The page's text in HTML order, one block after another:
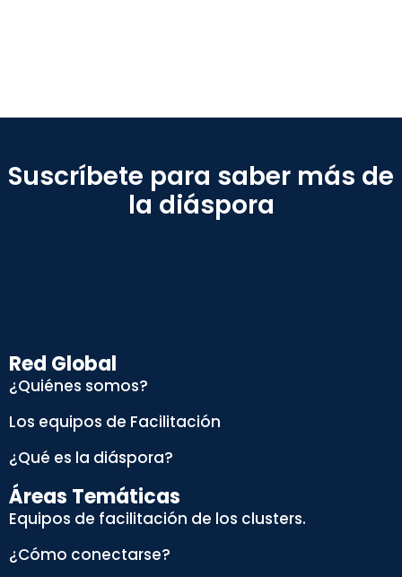
Suscríbete para saber más de
la diáspora
Red Global
¿Quiénes somos?
Los equipos de Facilitación
¿Qué es la diáspora?
Áreas Temáticas
Equipos de facilitación de los clusters.
¿Cómo conectarse?